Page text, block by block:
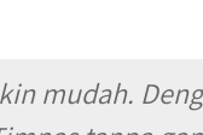
mudah.